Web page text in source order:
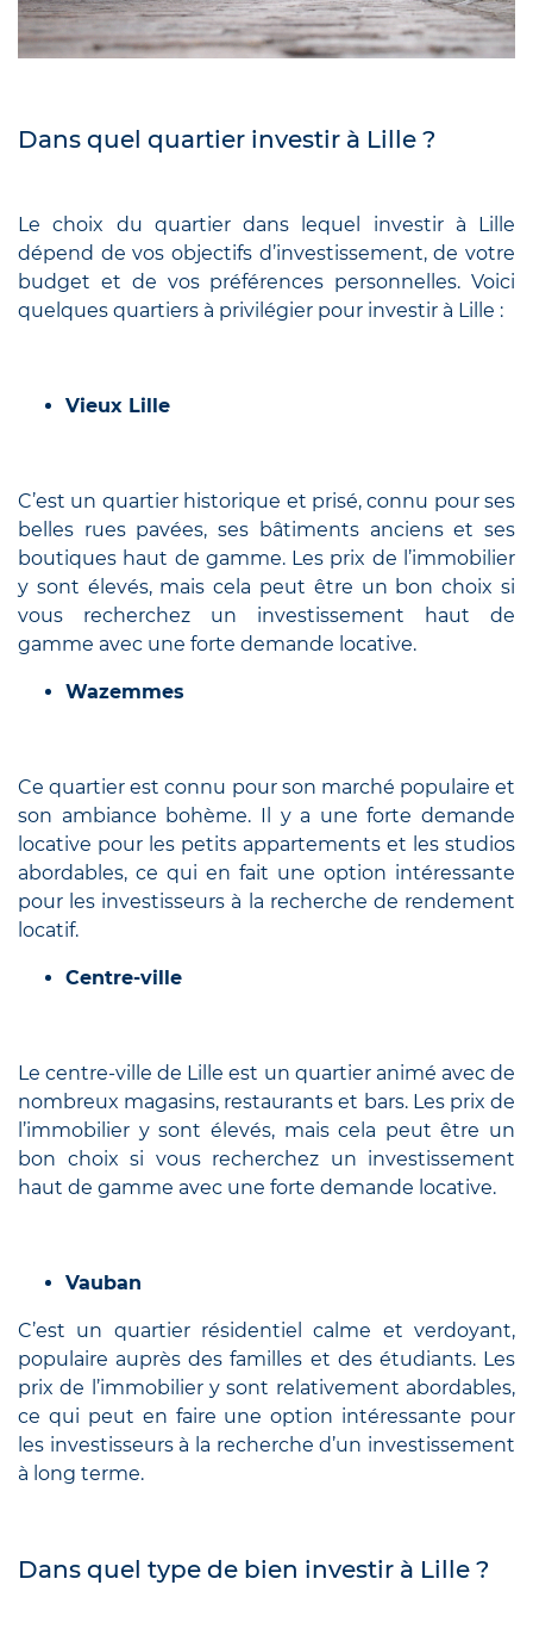
Dans quel quartier investir à Lille ?
Le choix du quartier dans lequel investir à Lille
dépend de vos objectifs d’investissement, de votre
budget et de vos préférences personnelles. Voici
quelques quartiers à privilégier pour investir à Lille :
Vieux Lille
C’est un quartier historique et prisé, connu pour ses
belles rues pavées, ses bâtiments anciens et ses
boutiques haut de gamme. Les prix de l’immobilier
y sont élevés, mais cela peut être un bon choix si
vous recherchez un investissement haut de
gamme avec une forte demande locative.
Wazemmes
Ce quartier est connu pour son marché populaire et
son ambiance bohème. Il y a une forte demande
locative pour les petits appartements et les studios
abordables, ce qui en fait une option intéressante
pour les investisseurs à la recherche de rendement
locatif.
Centre-ville
Le centre-ville de Lille est un quartier animé avec de
nombreux magasins, restaurants et bars. Les prix de
l’immobilier y sont élevés, mais cela peut être un
bon choix si vous recherchez un investissement
haut de gamme avec une forte demande locative.
Vauban
C’est un quartier résidentiel calme et verdoyant,
populaire auprès des familles et des étudiants. Les
prix de l’immobilier y sont relativement abordables,
ce qui peut en faire une option intéressante pour
les investisseurs à la recherche d’un investissement
à long terme.
Dans quel type de bien investir à Lille ?